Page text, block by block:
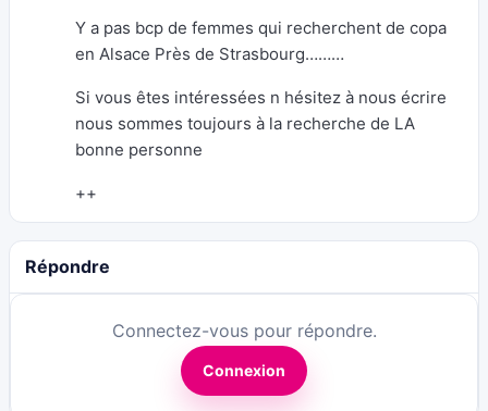
Y a pas bcp de femmes qui recherchent de copa
en Alsace Près de Strasbourg………
Si vous êtes intéressées n hésitez à nous écrire
nous sommes toujours à la recherche de LA
bonne personne
++
Répondre
Connectez-vous pour répondre.
Connexion